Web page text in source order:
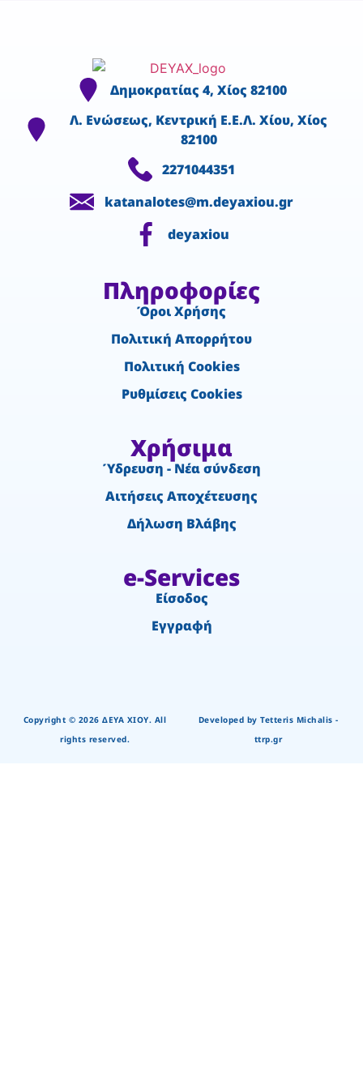
Δημοκρατίας 4, Χίος 82100
Λ. Ενώσεως, Κεντρική Ε.Ε.Λ. Χίου, Χίος
82100
2271044351
katanalotes@m.deyaxiou.gr
deyaxiou
Πληροφορίες
Όροι Χρήσης
Πολιτική Απορρήτου
Πολιτική Cookies
Ρυθμίσεις Cookies
Χρήσιμα
Ύδρευση - Νέα σύνδεση
Αιτήσεις Αποχέτευσης
Δήλωση Βλάβης
e-Services
Είσοδος
Εγγραφή
Copyright © 2026 ΔΕΥΑ ΧΙΟΥ. All
rights reserved.
Developed by Tetteris Michalis -
ttrp.gr